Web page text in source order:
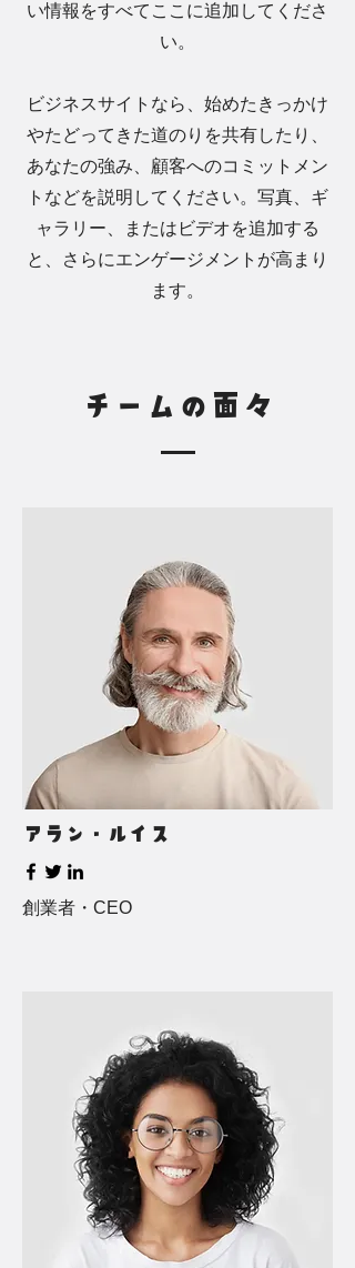
い情報をすべてここに追加してくださ
い。
ビジネスサイトなら、始めたきっかけ
やたどってきた道のりを共有したり、
あなたの強み、顧客へのコミットメン
トなどを説明してください。写真、ギ
ャラリー、またはビデオを追加する
と、さらにエンゲージメントが高まり
ます。
チームの面々
アラン・ルイス
創業者・CEO